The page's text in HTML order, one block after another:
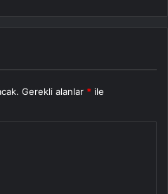
Gerekli alanlar * ile